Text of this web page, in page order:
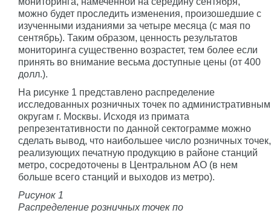
можно будет проследить изменения, произошедшие с
изученными изданиями за четыре месяца (с мая по
сентябрь). Таким образом, ценность результатов
мониторинга существенно возрастет, тем более если
принять во внимание весьма доступные цены (от 400
долл.).
На рисунке 1 представлено распределение
исследованных розничных точек по административным
округам г. Москвы. Исходя из примата
репрезентативности по данной сектограмме можно
сделать вывод, что наибольшее число розничных точек,
реализующих печатную продукцию в районе станций
метро, сосредоточены в Центральном АО (в нем
больше всего станций и выходов из метро).
Рисунок 1
Распределение розничных точек по